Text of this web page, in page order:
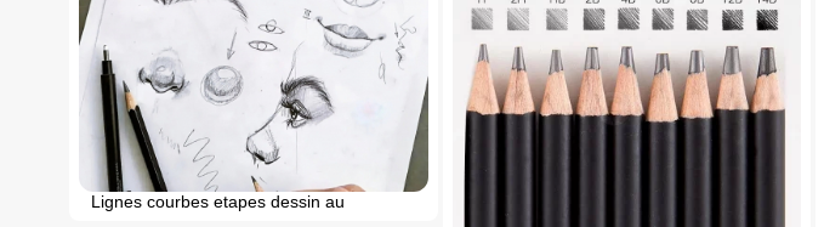
Lignes courbes etapes dessin au